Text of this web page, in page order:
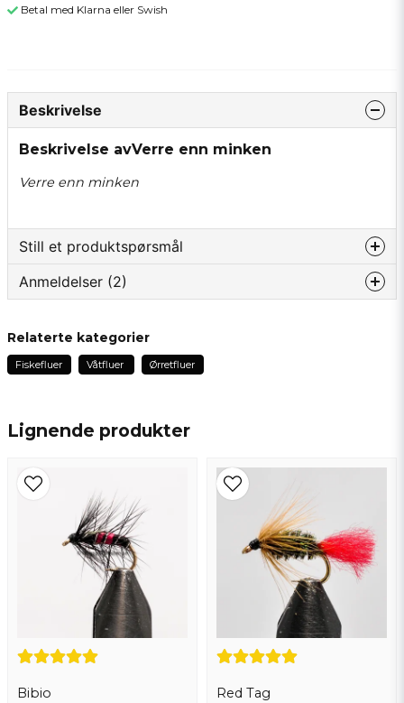
Betal med Klarna eller Swish
Lignende produkter
Bibio Red Tag
Beskrivelse
Beskrivelse avVerre enn minken
Verre enn minken
Still et produktspørsmål
question
Ja, du kan publisere spørsmålet mitt
Anmeldelser (2)
Roy
Kanonfina
2 år siden
Relaterte kategorier
Fiskefluer Våtfluer Ørretfluer